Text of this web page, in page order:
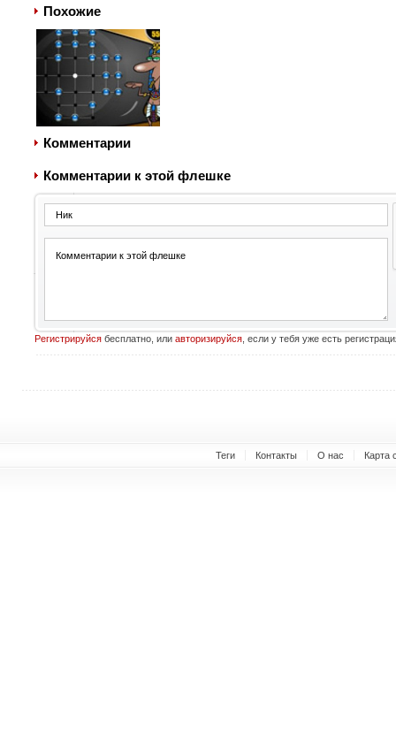
Похожие
Комментарии
Комментарии к этой флешке
Регистрируйсябесплатно, или авторизируйся, если у тебя уже есть
Теги Контакты О нас Карта